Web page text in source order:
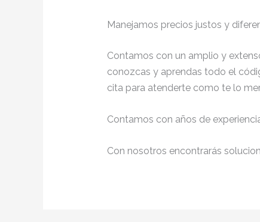
Manejamos precios justos y
Contamos con un amplio y
conozcas y aprendas todo el
cita para atenderte como te lo
Contamos con años de
Con nosotros encontrarás